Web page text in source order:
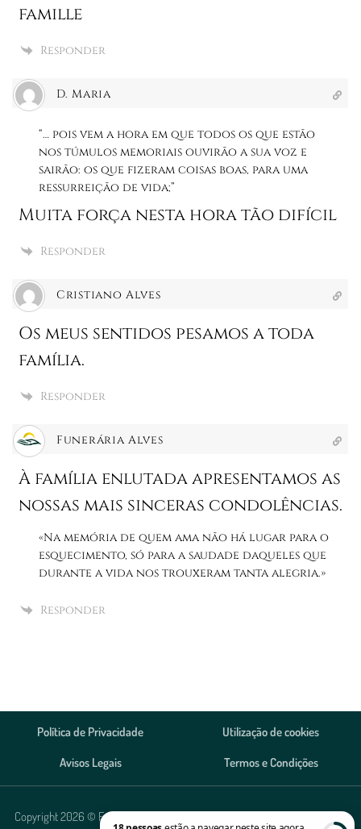
famille
Responder
D. Maria
“… pois vem a hora em que todos os que estão
nos túmulos memoriais ouvirão a sua voz e
sairão: os que fizeram coisas boas, para uma
ressurreição de vida;”
Muita força nesta hora tão difícil
Responder
Cristiano Alves
Os meus sentidos pesamos a toda
família.
Responder
Funerária Alves
À família enlutada apresentamos as
nossas mais sinceras condolências.
«Na memória de quem ama não há lugar para o
esquecimento, só para a saudade daqueles que
durante a vida nos trouxeram tanta alegria.»
Responder
Política de Privacidade
Utilização de cookies
Avisos Legais
Termos e Condições
Copyright 2026 © Funerária Alves, Agência Funerária Lda. Todos os direitos